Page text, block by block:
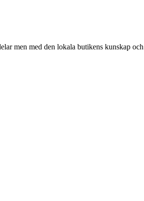
men med den lokala butikens kunskap